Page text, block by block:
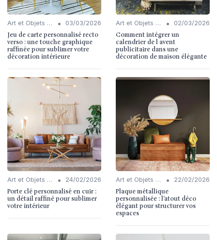
Art et Objets Décoratifs • 03/03/2026
Jeu de carte personnalisé recto
verso : une touche graphique
raffinée pour sublimer votre
décoration intérieure
Art et Objets Décoratifs • 02/03/2026
Comment intégrer un
calendrier de l avent
publicitaire dans une
décoration de maison élégante
Art et Objets Décoratifs • 24/02/2026
Porte clé personnalisé en cuir :
un détail raffiné pour sublimer
votre intérieur
Art et Objets Décoratifs • 22/02/2026
Plaque métallique
personnalisée : l’atout déco
élégant pour structurer vos
espaces